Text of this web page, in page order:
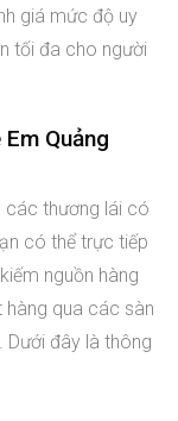
giá mức độ uy
tối đa cho người
Quảng
, các thương lái có
có thể trực tiếp
nguồn hàng
qua các sàn
Dưới đây là thông